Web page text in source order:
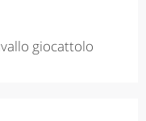
giocattolo